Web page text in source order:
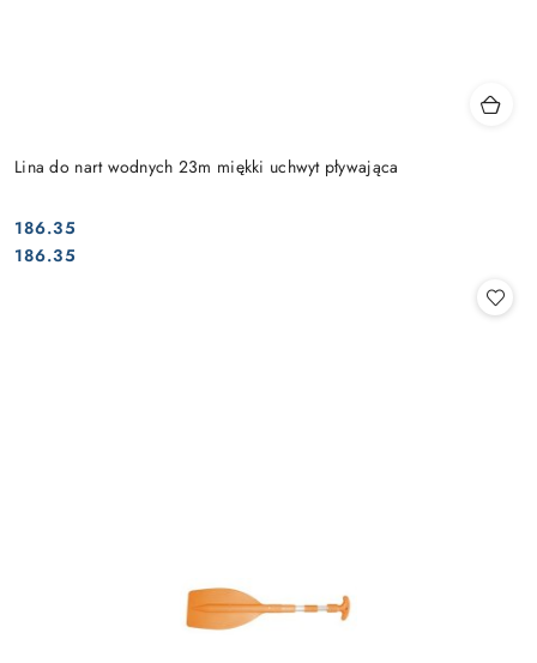
Lina do nart wodnych 23m miękki uchwyt pływająca
Cena:
186.35
Cena:
186.35